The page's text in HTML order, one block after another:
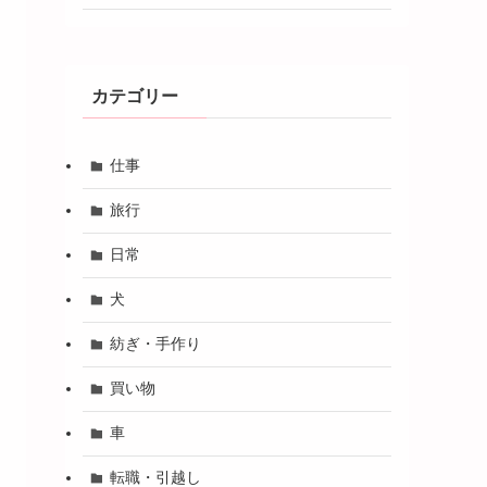
カテゴリー
仕事
旅行
日常
犬
紡ぎ・手作り
買い物
車
転職・引越し